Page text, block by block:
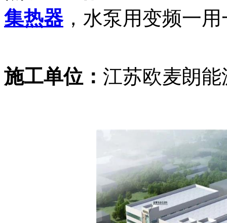
集热器，水泵用变频一用
施工单位： 江苏欧麦朗